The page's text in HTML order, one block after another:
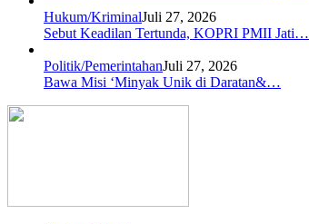
Hukum/KriminalJuli 27, 2026
Sebut Keadilan Tertunda, KOPRI PMII Jati…
Politik/PemerintahanJuli 27, 2026
Bawa Misi ‘Minyak Unik di Daratan&…